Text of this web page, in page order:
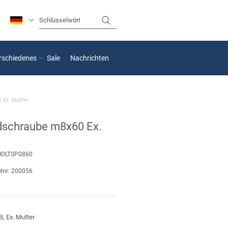
Sale Nachrichten
Ex. Mutter
m8x60 Ex.
200056
Ex. Mutter